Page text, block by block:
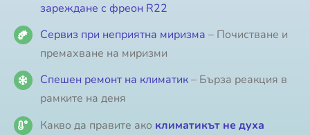
зареждане с фреон R22
Сервиз при неприятна миризма – Почистване и
премахване на миризми
Спешен ремонт на климатик– Бърза реакция в
рамките на деня
Какво да правите ако климатикът не духа